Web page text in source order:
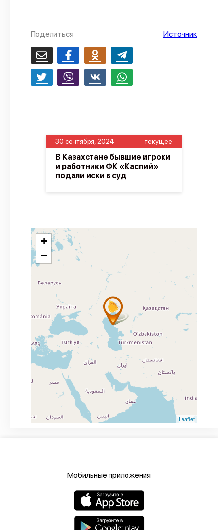
Поделиться Источник
30 сентября, 2024 текущее
В Казахстане бывшие игроки
и работники ФК «Каспий»
подали иски в суд
+
−
Leaflet
Мобильные приложения